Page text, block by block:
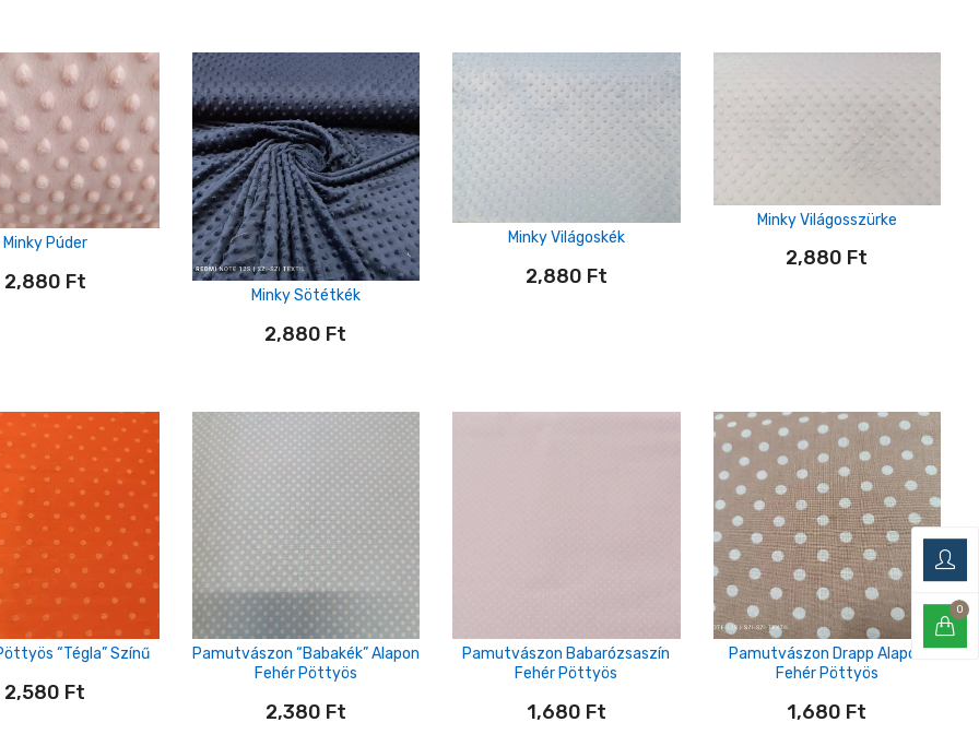
Minky Púder
2,880 Ft
Minky Sötétkék
2,880 Ft
Minky Világoskék
2,880 Ft
Minky Világosszürke
2,880 Ft
“tégla” Színű
2,580 Ft
Pamutvászon “babakék” Alapon
Fehér Pöttyös
2,380 Ft
Pamutvászon Babarózsaszín
Fehér Pöttyös
1,680 Ft
Pamutvászon Drapp Alapon
Fehér Pöttyös
1,680 Ft
0